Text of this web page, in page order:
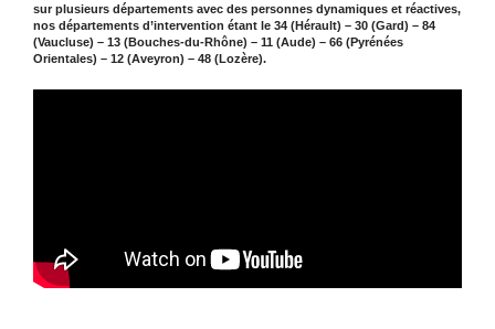
sur plusieurs départements avec des personnes dynamiques et réactives,
nos départements d’intervention étant le 34 (Hérault) – 30 (Gard) – 84
(Vaucluse) – 13 (Bouches-du-Rhône) – 11 (Aude) – 66 (Pyrénées
Orientales) – 12 (Aveyron) – 48 (Lozère).